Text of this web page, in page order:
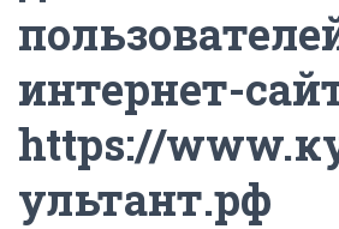
интернет-
https://
ультант.рф